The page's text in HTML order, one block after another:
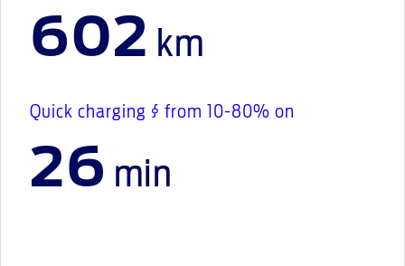
602 km
Quick charging § from 10-80% on
26 min